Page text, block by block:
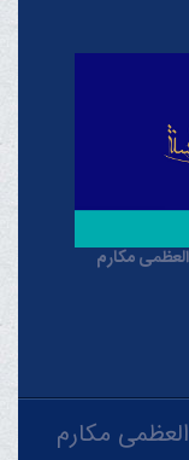
مکارم
مکارم